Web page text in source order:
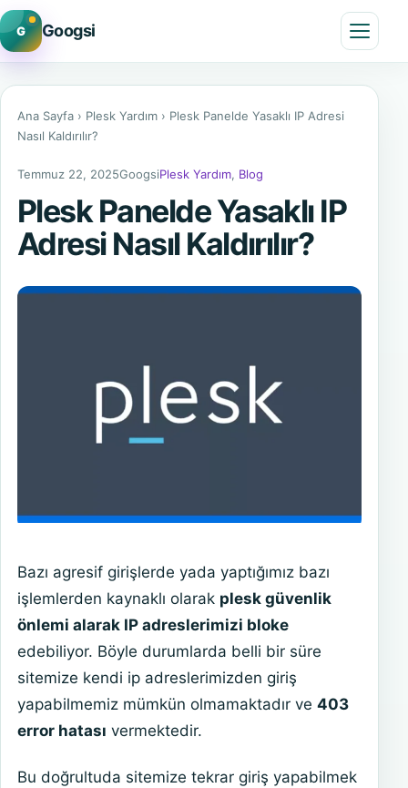
G Googsi
Menü
Ana Sayfa › Plesk Yardım › Plesk Panelde Yasaklı IP Adresi
Nasıl Kaldırılır?
Temmuz 22, 2025GoogsiPlesk Yardım, Blog
Plesk Panelde Yasaklı IP
Adresi Nasıl Kaldırılır?
Bazı agresif girişlerde yada yaptığımız bazı
işlemlerden kaynaklı olarak plesk güvenlik
önlemi alarak IP adreslerimizi bloke
edebiliyor. Böyle durumlarda belli bir süre
sitemize kendi ip adreslerimizden giriş
yapabilmemiz mümkün olmamaktadır ve 403
error hatası vermektedir.
Bu doğrultuda sitemize tekrar giriş yapabilmek